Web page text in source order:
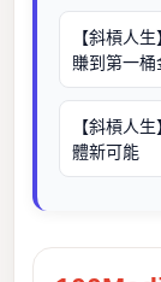
【斜槓人
賺到第一
【斜槓人
體新可能